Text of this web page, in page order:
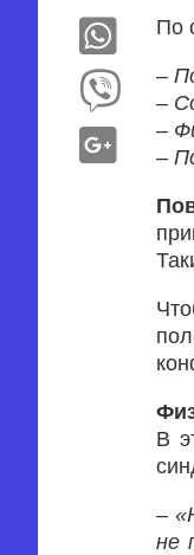
По
–
–
–
–
В
–
не